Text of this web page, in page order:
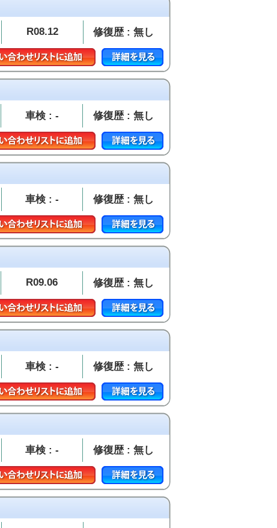
R08.12 修復歴 : 無し
車検 : - 修復歴 : 無し
車検 : - 修復歴 : 無し
R09.06 修復歴 : 無し
車検 : - 修復歴 : 無し
車検 : - 修復歴 : 無し